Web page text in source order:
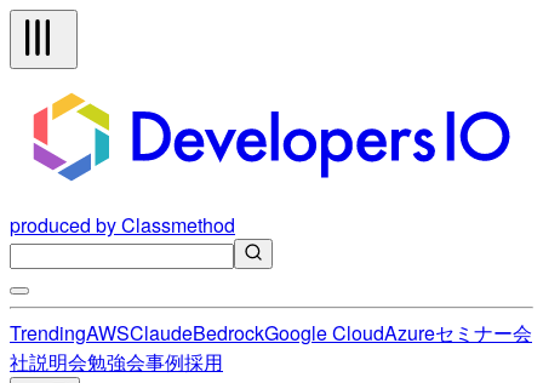
produced by Classmethod
TrendingAWSClaudeBedrockGoogle CloudAzureセミナー会
社説明会勉強会事例採用